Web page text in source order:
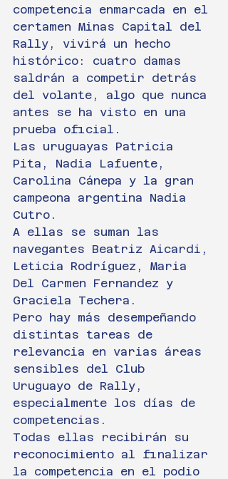
competencia enmarcada en el
certamen Minas Capital del
Rally, vivirá un hecho
histórico: cuatro damas
saldrán a competir detrás
del volante, algo que nunca
antes se ha visto en una
prueba oficial.
Las uruguayas Patricia
Pita, Nadia Lafuente,
Carolina Cánepa y la gran
campeona argentina Nadia
Cutro.
A ellas se suman las
navegantes Beatriz Aicardi,
Leticia Rodríguez, Maria
Del Carmen Fernandez y
Graciela Techera.
Pero hay más desempeñando
distintas tareas de
relevancia en varias áreas
sensibles del Club
Uruguayo de Rally,
especialmente los días de
competencias.
Todas ellas recibirán su
reconocimiento al finalizar
la competencia en el podio